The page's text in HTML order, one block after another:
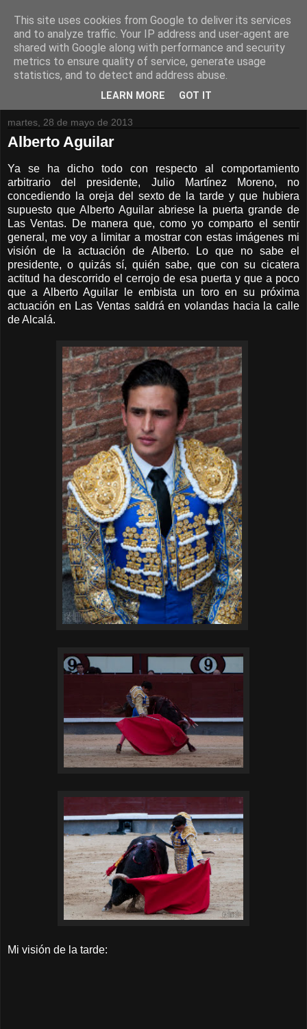
martes, 28 de mayo de 2013
Alberto Aguilar
Ya se ha dicho todo con respecto al comportamiento
arbitrario del presidente, Julio Martínez Moreno, no
concediendo la oreja del sexto de la tarde y que hubiera
supuesto que Alberto Aguilar abriese la puerta grande de
Las Ventas. De manera que, como yo comparto el sentir
general, me voy a limitar a mostrar con estas imágenes mi
visión de la actuación de Alberto. Lo que no sabe el
presidente, o quizás sí, quién sabe, que con su cicatera
actitud ha descorrido el cerrojo de esa puerta y que a poco
que a Alberto Aguilar le embista un toro en su próxima
actuación en Las Ventas saldrá en volandas hacia la calle
de Alcalá.
Mi visión de la tarde:
This site uses cookies from Google to deliver its services
and to analyze traffic. Your IP address and user-agent are
shared with Google along with performance and security
metrics to ensure quality of service, generate usage
statistics, and to detect and address abuse.
LEARN MORE GOT IT